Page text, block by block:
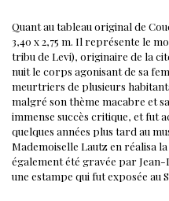
Quant au tableau original de
3,40 x 2,75 m. Il représente le
tribu de Levi), originaire de la
nuit le corps agonisant de sa
meurtriers de plusieurs
malgré son thème macabre et
immense succès critique, et fut
quelques années plus tard au
Mademoiselle Lautz en réalisa
également été gravée par Jean-
une estampe qui fut exposée au